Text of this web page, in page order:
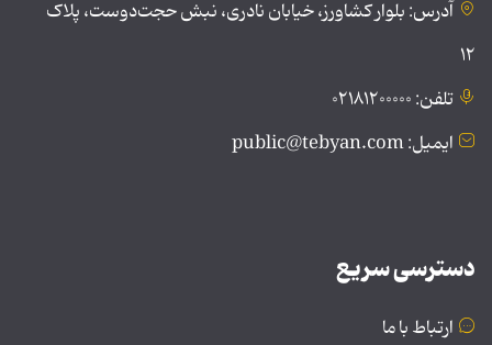
آدرس: بلوار کشاورز، خیابان نادری، نبش حجت‌دوست، پلاک
۱۲
تلفن: ۰۲۱۸۱۲۰۰۰۰۰
ایمیل: public@tebyan.com
دسترسی سریع
ارتباط با ما